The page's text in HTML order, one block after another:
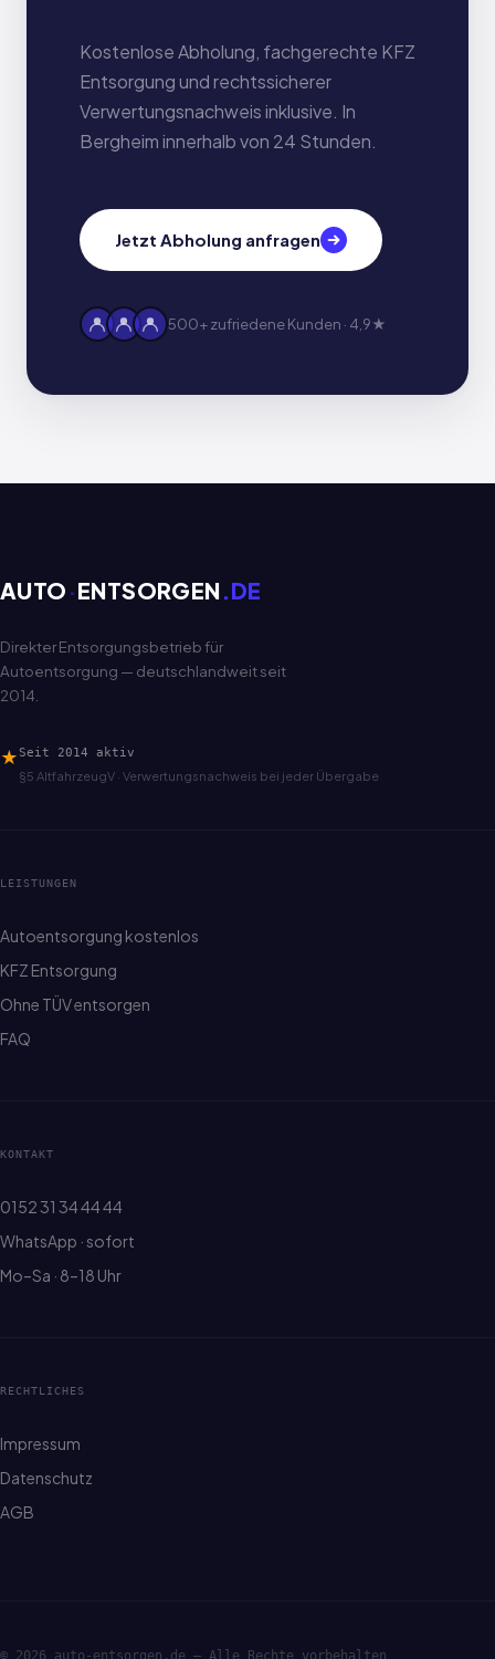
Kostenlose Abholung, fachgerechte KFZ
Entsorgung und rechtssicherer
Verwertungsnachweis inklusive. In
Bergheim innerhalb von 24 Stunden.
Jetzt Abholung anfragen
500+ zufriedene Kunden · 4,9★
AUTO ·ENTSORGEN .DE
Direkter Entsorgungsbetrieb für
Autoentsorgung — deutschlandweit seit
2014.
★ Seit 2014 aktiv
§5 AltfahrzeugV · Verwertungsnachweis bei jeder Übergabe
LEISTUNGEN
Autoentsorgung kostenlos
KFZ Entsorgung
Ohne TÜV entsorgen
FAQ
KONTAKT
0152 31 34 44 44
WhatsApp · sofort
Mo–Sa · 8–18 Uhr
RECHTLICHES
Impressum
Datenschutz
AGB
© 2026 auto-entsorgen.de — Alle Rechte vorbehalten